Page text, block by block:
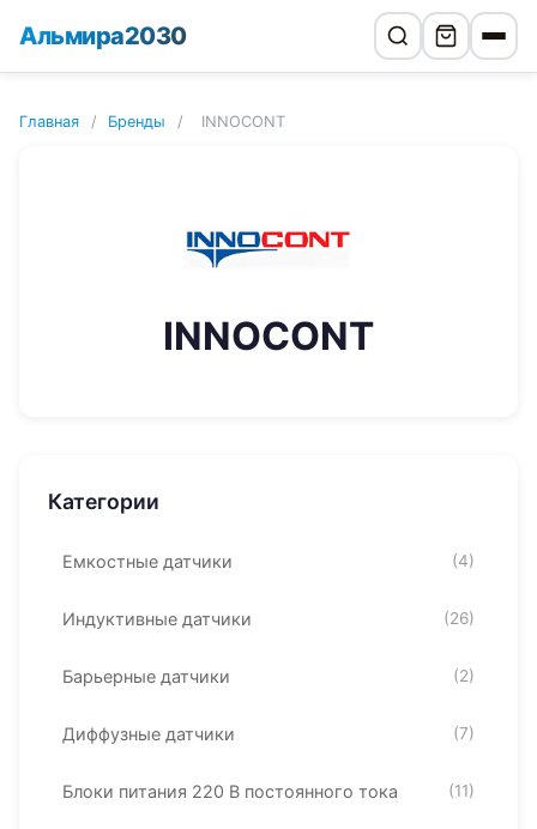
Альмира2030
Главная / Бренды / INNOCONT
INNOCONT
Категории
Емкостные датчики (4)
Индуктивные датчики (26)
Барьерные датчики (2)
Диффузные датчики (7)
Блоки питания 220 В постоянного тока (11)